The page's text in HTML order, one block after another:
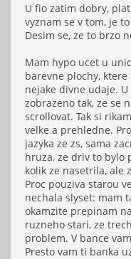
U fio zatim dobry,
vyznam se v tom, je
Desim se, ze to brzo
Mam hypo ucet u
barevne plochy,
nejake divne udaje.
zobrazeno tak, ze se
scrollovat. Tak si
velke a prehledne.
jazyka ze zs, sama
hruza, ze driv to bylo
kolik ze nasetrila, ale
Proc pouziva starou
nechala slyset: mam
okamzite prepinam
ruzneho stari, ze
problem. V bance
Presto vam ti banka